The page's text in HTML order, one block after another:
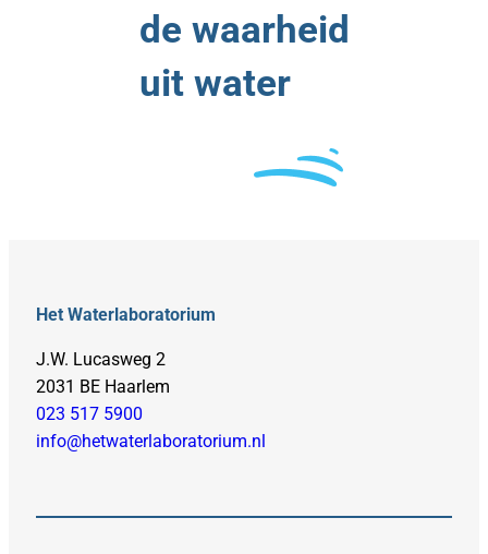
de waarheid
uit water
Het Waterlaboratorium
J.W. Lucasweg 2
2031 BE Haarlem
023 517 5900
info@hetwaterlaboratorium.nl